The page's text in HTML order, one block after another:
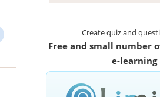
Create quiz and
Free and small number
e-learning